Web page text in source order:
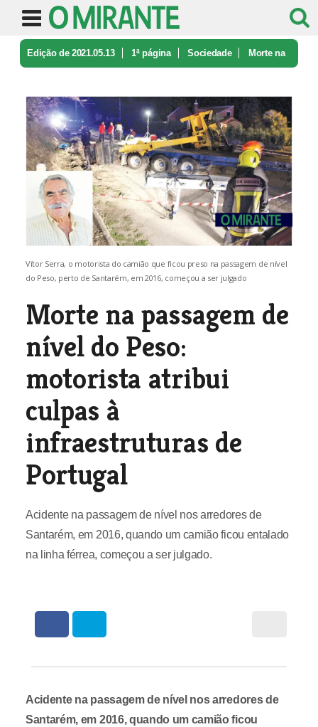
Edição de 2021.05.13 1ª página Sociedade Morte na
Vítor Serra, o motorista do camião que ficou preso na passagem de nível
do Peso, perto de Santarém, em 2016, começou a ser julgado
Morte na passagem de
nível do Peso:
motorista atribui
culpas à
infraestruturas de
Portugal
Acidente na passagem de nível nos arredores de
Santarém, em 2016, quando um camião ficou entalado
na linha férrea, começou a ser julgado.
Acidente na passagem de nível nos arredores de
Santarém, em 2016, quando um camião ficou